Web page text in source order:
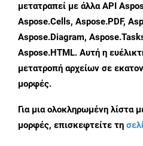
μετατραπεί με άλλα API
Aspose.Cells, Aspose.PDF,
Aspose.Diagram,
Aspose.HTML. Αυτή η
μετατροπή αρχείων σε
μορφές.
Για μια ολοκληρωμένη λίστα
μορφές, επισκεφτείτε τη